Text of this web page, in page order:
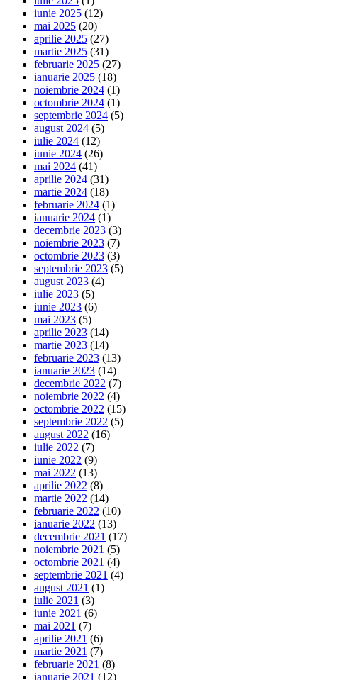
iunie 2025 (12)
mai 2025 (20)
aprilie 2025 (27)
martie 2025 (31)
februarie 2025 (27)
ianuarie 2025 (18)
noiembrie 2024 (1)
octombrie 2024 (1)
septembrie 2024 (5)
august 2024 (5)
iulie 2024 (12)
iunie 2024 (26)
mai 2024 (41)
aprilie 2024 (31)
martie 2024 (18)
februarie 2024 (1)
ianuarie 2024 (1)
decembrie 2023 (3)
noiembrie 2023 (7)
octombrie 2023 (3)
septembrie 2023 (5)
august 2023 (4)
iulie 2023 (5)
iunie 2023 (6)
mai 2023 (5)
aprilie 2023 (14)
martie 2023 (14)
februarie 2023 (13)
ianuarie 2023 (14)
decembrie 2022 (7)
noiembrie 2022 (4)
octombrie 2022 (15)
septembrie 2022 (5)
august 2022 (16)
iulie 2022 (7)
iunie 2022 (9)
mai 2022 (13)
aprilie 2022 (8)
martie 2022 (14)
februarie 2022 (10)
ianuarie 2022 (13)
decembrie 2021 (17)
noiembrie 2021 (5)
octombrie 2021 (4)
septembrie 2021 (4)
august 2021 (1)
iulie 2021 (3)
iunie 2021 (6)
mai 2021 (7)
aprilie 2021 (6)
martie 2021 (7)
februarie 2021 (8)
ianuarie 2021 (12)